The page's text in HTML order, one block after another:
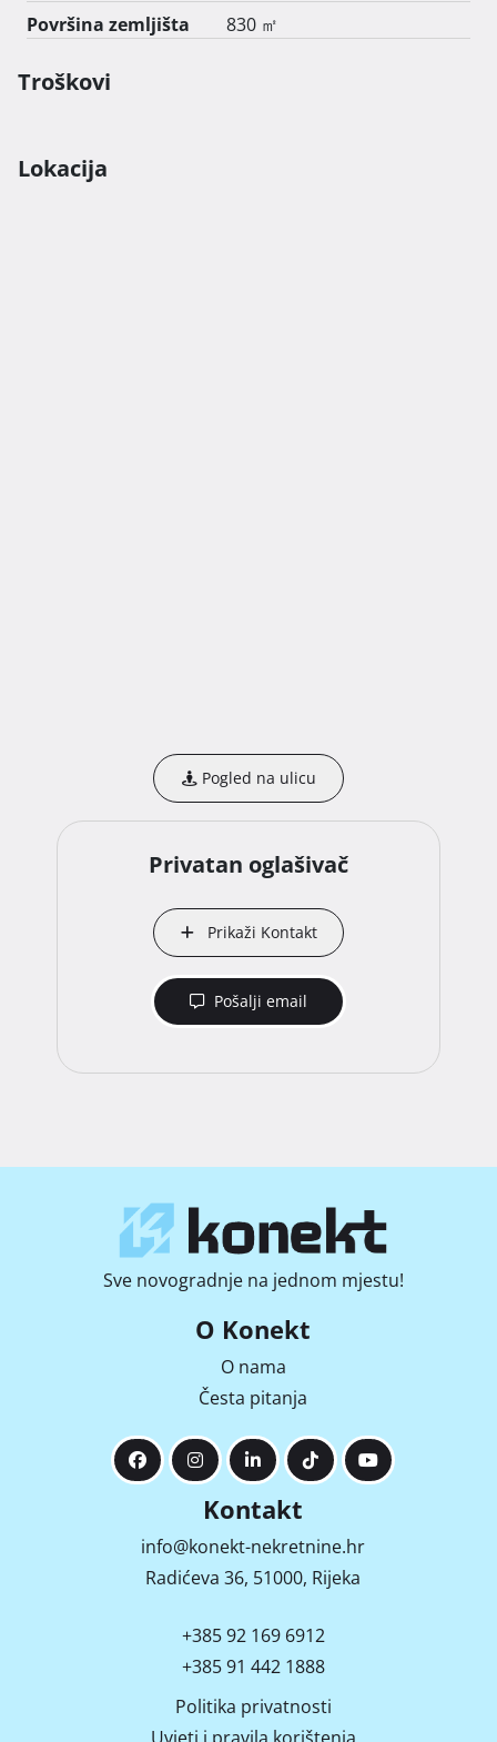
Površina zemljišta
830 ㎡
Troškovi
Lokacija
Pogled na ulicu
Privatan oglašivač
Prikaži Kontakt
Pošalji email
Sve novogradnje na jednom mjestu!
O Konekt
O nama
Česta pitanja
Kontakt
info@konekt-nekretnine.hr
Radićeva 36, 51000, Rijeka
+385 92 169 6912
+385 91 442 1888
Politika privatnosti